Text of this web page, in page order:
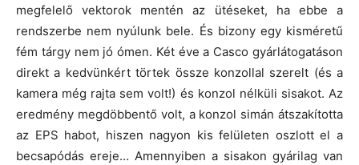
megfelelő vektorok mentén az ütéseket, ha ebbe a
rendszerbe nem nyúlunk bele. És bizony egy kisméretű
fém tárgy nem jó ómen. Két éve a Casco gyárlátogatáson
direkt a kedvünkért törtek össze konzollal szerelt (és a
kamera még rajta sem volt!) és konzol nélküli sisakot. Az
eredmény megdöbbentő volt, a konzol simán átszakította
az EPS habot, hiszen nagyon kis felületen oszlott el a
becsapódás ereje… Amennyiben a sisakon gyárilag van